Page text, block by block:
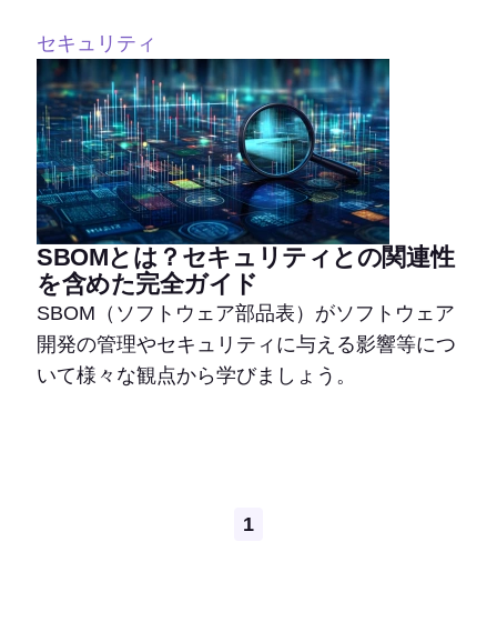
セキュリティ
SBOMとは？セキュリティとの関連性
を含めた完全ガイド
SBOM（ソフトウェア部品表）がソフトウェア
開発の管理やセキュリティに与える影響等につ
いて様々な観点から学びましょう。
Pagination
1